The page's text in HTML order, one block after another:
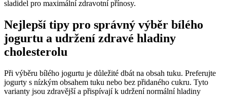
sladidel pro maximální zdravotní přínosy.
Nejlepší tipy pro správný výběr bílého
jogurtu a udržení zdravé hladiny
cholesterolu
Při výběru bílého jogurtu je důležité dbát na obsah tuku. Preferujte
jogurty s nízkým obsahem tuku nebo bez přidaného cukru. Tyto
varianty jsou zdravější a přispívají k udržení normální hladiny